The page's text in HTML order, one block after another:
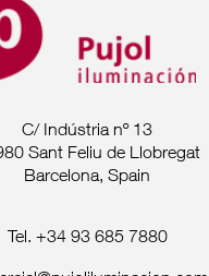
C/ Indústria nº 13
Sant Feliu de Llobregat
Barcelona, Spain
Tel. +34 93 685 7880